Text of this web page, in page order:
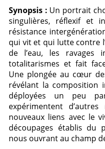
Synopsis : Un portrait
singulières, réflexif et
résistance
qui vit et qui lutte contre
de l’eau, les ravages
totalitarismes et fait
Une plongée au cœur
révélant la composition
déployées un peu
expérimentent
nouveaux liens avec le
découpages établis du
nous ouvrant au champ